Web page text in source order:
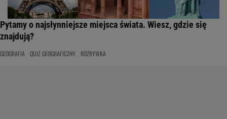
Pytamy o najsłynniejsze miejsca świata. Wiesz, gdzie się
znajdują?
GEOGRAFIA QUIZ GEOGRAFICZNY ROZRYWKA